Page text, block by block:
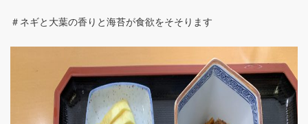
＃ネギと大葉の香りと海苔が食欲をそそります